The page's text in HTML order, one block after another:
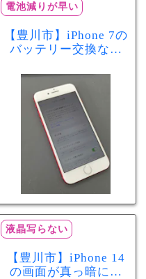
電池減りが早い
【豊川市】iPhone 7の
バッテリー交換なら
最大容量70％で電池
の減りが早い症状も
当日60分で改善
液晶写らない
【豊川市】iPhone 14
の画面が真っ暗に…